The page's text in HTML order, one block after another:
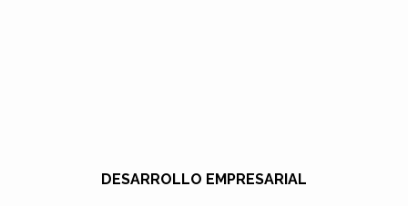
DESARROLLO EMPRESARIAL